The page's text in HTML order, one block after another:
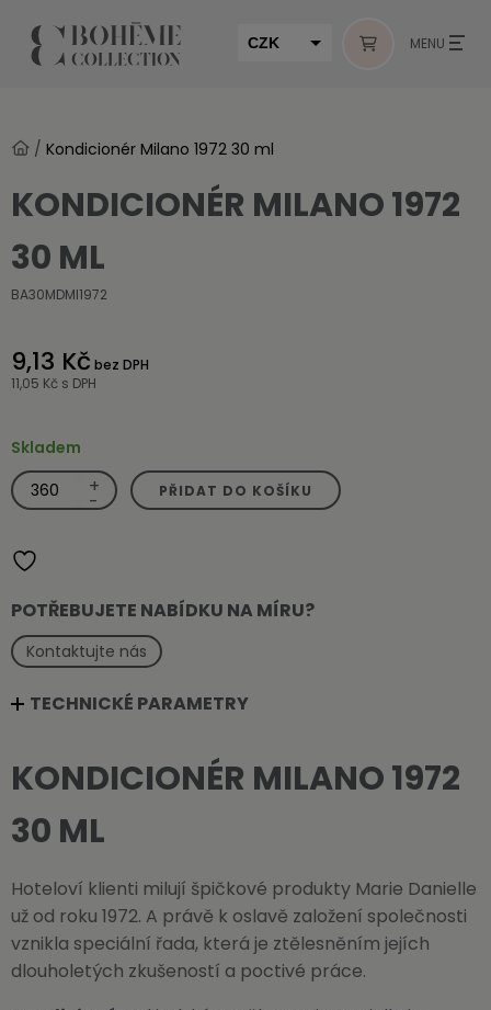
CZK MENU
/ Kondicionér Milano 1972 30 ml
KONDICIONÉR MILANO 1972
30 ML
BA30MDMI1972
9,13 Kč bez DPH
11,05 Kč s DPH
Skladem
Kondicionér
Milano
1972
množství
+
- PŘIDAT DO KOŠÍKU
POTŘEBUJETE NABÍDKU NA MÍRU?
Kontaktujte nás
TECHNICKÉ PARAMETRY
KONDICIONÉR MILANO 1972
30 ML
Hoteloví klienti milují špičkové produkty Marie Danielle
už od roku 1972. A právě k oslavě založení společnosti
vznikla speciální řada, která je ztělesněním jejích
dlouholetých zkušeností a poctivé práce.